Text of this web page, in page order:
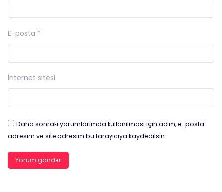
E-posta *
İnternet sitesi
Daha sonraki yorumlarımda kullanılması için adım, e-posta
adresim ve site adresim bu tarayıcıya kaydedilsin.